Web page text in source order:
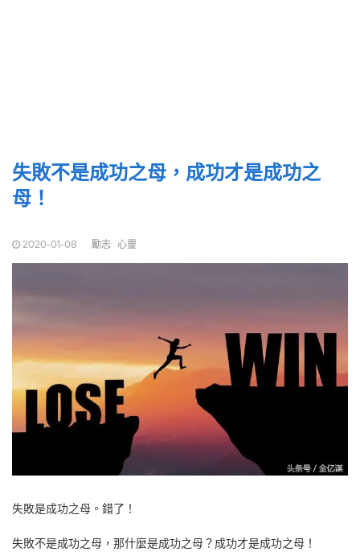
失敗不是成功之母，成功才是成功之
母！
2020-01-08 勵志 心靈
失敗是成功之母。錯了！
失敗不是成功之母，那什麼是成功之母？成功才是成功之母！